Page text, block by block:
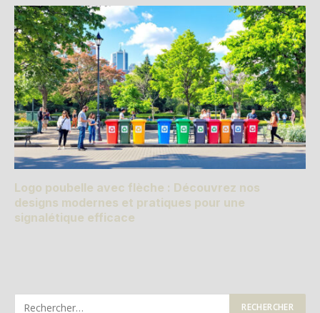
Logo poubelle avec flèche : Découvrez nos
designs modernes et pratiques pour une
signalétique efficace